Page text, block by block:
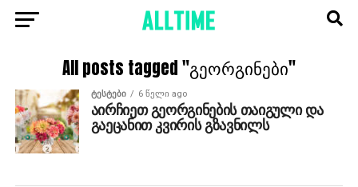
All posts tagged "გეორგინები"
ᲢᲔᲡᲢᲔᲑᲘ 6 წელი ago
აირჩიეთ გეორგინების თაიგული და
გაეცანით კვირის გზავნილს